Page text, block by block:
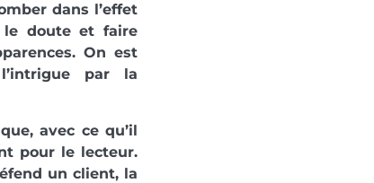
dans l’effet
le doute et faire
On est
par la
avec ce qu’il
pour le lecteur.
un client, la